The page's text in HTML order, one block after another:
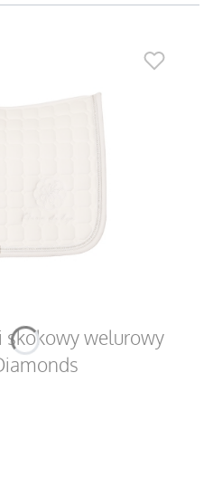
skokowy welurowy